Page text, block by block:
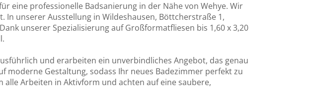
eine professionelle Badsanierung in der Nähe von Wehye. Wir
In unserer Ausstellung in Wildeshausen, Böttcherstraße 1,
unserer Spezialisierung auf Großformatfliesen bis 1,60 x 3,20
und erarbeiten ein unverbindliches Angebot, das genau
moderne Gestaltung, sodass Ihr neues Badezimmer perfekt zu
Arbeiten in Aktivform und achten auf eine saubere,